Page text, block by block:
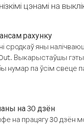
нізкімі цэнамі на
рахунку
сродкаў яны
Выкарыстаўшы
нумар па ўсім свеце па
на 30 дзён
на працягу 30 дзён